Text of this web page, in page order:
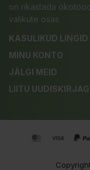
on rikastada
valikute osas.
KASULIKUD LINGID
MINU KONTO
JÄLGI MEID
LIITU